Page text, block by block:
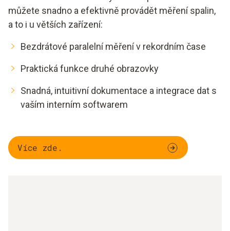
můžete snadno a efektivně provádět měření spalin,
a to i u větších zařízení:
Bezdrátové paralelní měření v rekordním čase
Praktická funkce druhé obrazovky
Snadná, intuitivní dokumentace a integrace dat s
vaším interním softwarem
Více zde.